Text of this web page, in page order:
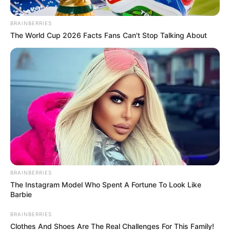
Camila Díaz
Dan solución a protestas en Bogotá: acta los pone a
caminar 'pianito'
Por:Andrés Prieto
Abril 4, 2025
BRAINBERRIES
The World Cup 2026 Facts Fans Can't Stop Talking About
BRAINBERRIES
The Instagram Model Who Spent A Fortune To Look Like
Barbie
BRAINBERRIES
Clothes And Shoes Are The Real Challenges For This Family!